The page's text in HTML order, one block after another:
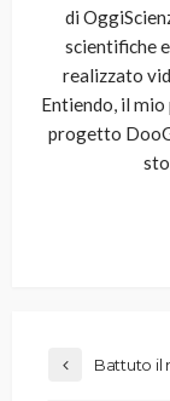
di
scientifiche
realizzato
Entiendo, il
progetto
Battuto il